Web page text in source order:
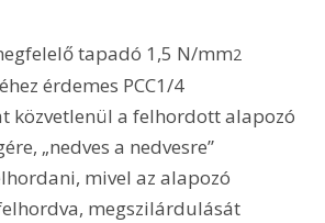
tapadó 1,5 N/mm2
érdemes PCC1/4
közvetlenül a felhordott alapozó
„nedves a nedvesre”
mivel az alapozó
megszilárdulását